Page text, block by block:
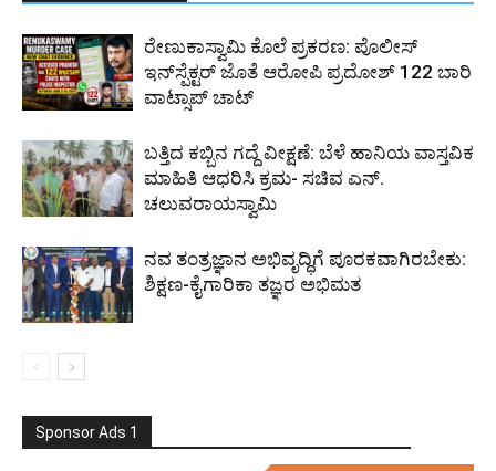
ರೇಣುಕಾಸ್ವಾಮಿ ಕೊಲೆ ಪ್ರಕರಣ: ಪೊಲೀಸ್
ಇನ್‌ಸ್ಪೆಕ್ಟರ್‌ ಜೊತೆ ಆರೋಪಿ ಪ್ರದೋಶ್‌ 122 ಬಾರಿ
ವಾಟ್ಸಾಪ್ ಚಾಟ್
ಬತ್ತಿದ ಕಬ್ಬಿನ ಗದ್ದೆ ವೀಕ್ಷಣೆ: ಬೆಳೆ ಹಾನಿಯ ವಾಸ್ತವಿಕ
ಮಾಹಿತಿ ಆಧರಿಸಿ ಕ್ರಮ- ಸಚಿವ ಎನ್.
ಚಲುವರಾಯಸ್ವಾಮಿ
ನವ ತಂತ್ರಜ್ಞಾನ ಅಭಿವೃದ್ಧಿಗೆ ಪೂರಕವಾಗಿರಬೇಕು:
ಶಿಕ್ಷಣ-ಕೈಗಾರಿಕಾ ತಜ್ಞರ ಅಭಿಮತ
Sponsor Ads 1